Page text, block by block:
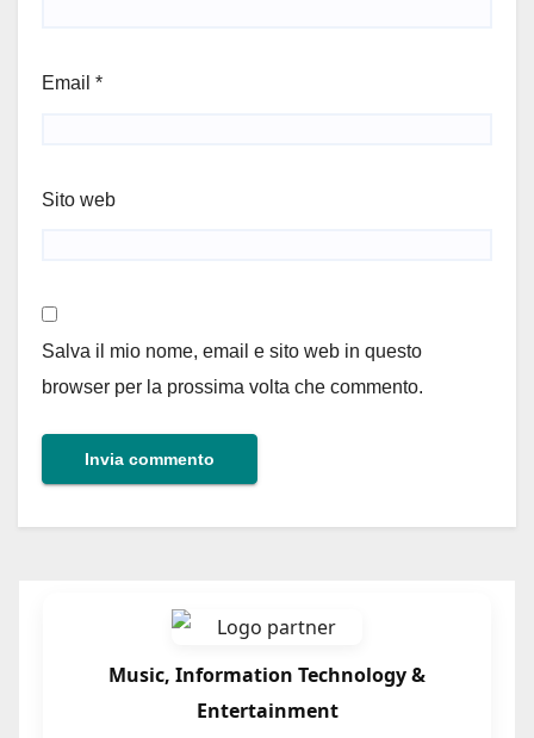
Email *
Sito web
Salva il mio nome, email e sito web in questo
browser per la prossima volta che commento.
Music, Information Technology &
Entertainment